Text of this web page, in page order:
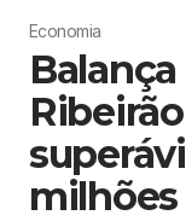
Economia
milhões